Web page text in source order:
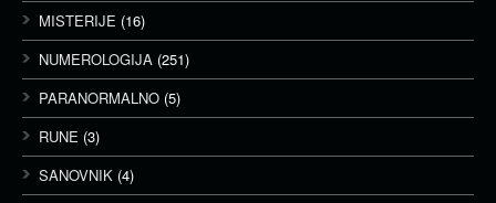
MISTERIJE (16)
NUMEROLOGIJA (251)
PARANORMALNO (5)
RUNE (3)
SANOVNIK (4)